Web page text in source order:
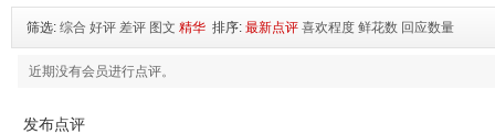
筛选: 综合 好评 差评 图文 精华 排序: 最新点评 喜欢程度 鲜花数 回应数量
近期没有会员进行点评。
发布点评